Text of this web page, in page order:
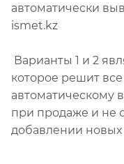
автоматически
ismet.kz
Варианты 1 и 2
которое решит
автоматическому
при продаже и не
добавлении